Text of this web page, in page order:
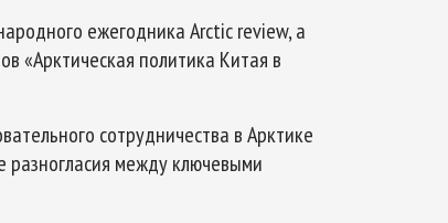
ежегодника Arctic review, а
«Арктическая политика Китая в
сотрудничества в Арктике
разногласия между ключевыми